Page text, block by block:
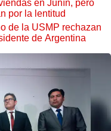
en Junín, pero
por la lentitud
de la USMP rechazan
de Argentina